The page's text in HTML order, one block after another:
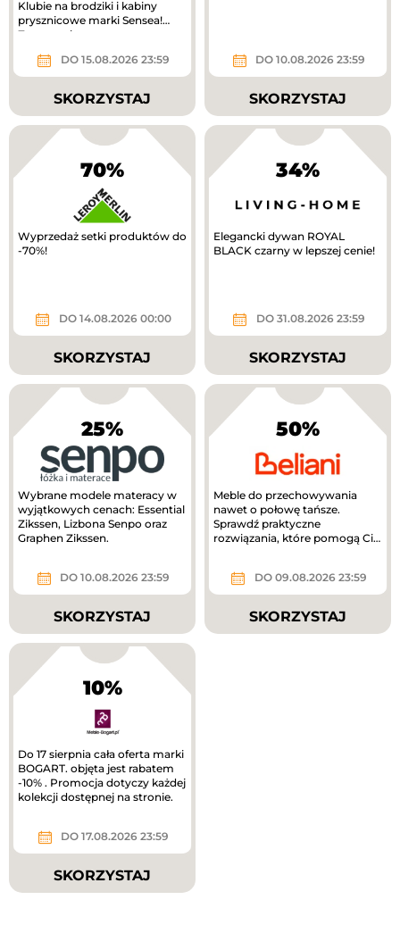
Klubie na brodziki i kabiny
prysznicowe marki Sensea!
Zwrot na kupon.
DO 15.08.2026 23:59
SKORZYSTAJ
DO 10.08.2026 23:59
SKORZYSTAJ
70%
Wyprzedaż setki produktów do
-70%!
DO 14.08.2026 00:00
SKORZYSTAJ
34%
Elegancki dywan ROYAL
BLACK czarny w lepszej cenie!
DO 31.08.2026 23:59
SKORZYSTAJ
25%
Wybrane modele materacy w
wyjątkowych cenach: Essential
Zikssen, Lizbona Senpo oraz
Graphen Zikssen.
DO 10.08.2026 23:59
SKORZYSTAJ
50%
Meble do przechowywania
nawet o połowę tańsze.
Sprawdź praktyczne
rozwiązania, które pomogą Ci
DO 09.08.2026 23:59
SKORZYSTAJ
10%
Do 17 sierpnia cała oferta marki
BOGART. objęta jest rabatem
-10% . Promocja dotyczy każdej
kolekcji dostępnej na stronie.
DO 17.08.2026 23:59
SKORZYSTAJ